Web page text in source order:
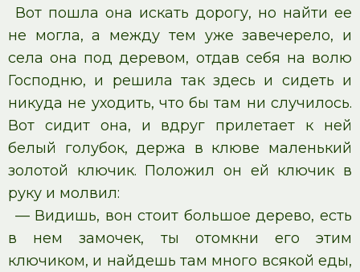
Вот пошла она искать дорогу, но найти ее
не могла, а между тем уже завечерело, и
села она под деревом, отдав себя на волю
Господню, и решила так здесь и сидеть и
никуда не уходить, что бы там ни случилось.
Вот сидит она, и вдруг прилетает к ней
белый голубок, держа в клюве маленький
золотой ключик. Положил он ей ключик в
руку и молвил:
— Видишь, вон стоит большое дерево, есть
в нем замочек, ты отомкни его этим
ключиком, и найдешь там много всякой еды,